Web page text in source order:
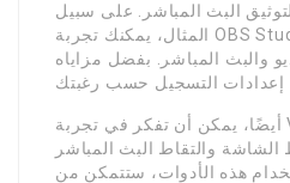
البث المباشر. على سبيل
المثال، يمكنك تجربة OBS Studio، الذي يعد أحد أفضل
والبث المباشر. بفضل مزاياه
أيضًا، يمكن أن تفكر في تجربة VLC Media Player، وهو
الشاشة والتقاط البث المباشر
هذه الأدوات، ستتمكن من